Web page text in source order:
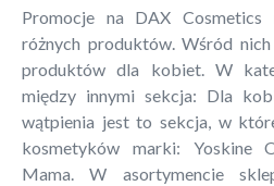
Promocje na DAX Cosmetics
różnych produktów. Wśród
produktów dla kobiet. W
między innymi sekcja: Dla
wątpienia jest to sekcja, w
kosmetyków marki: Yoskine
Mama. W asortymencie